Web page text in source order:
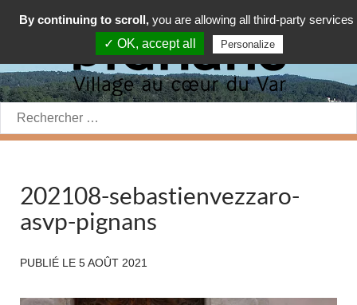
Rechercher:
202108-sebastienvezzaro-
asvp-pignans
PUBLIÉ LE 5 AOÛT 2021
By continuing to scroll, you are allowing all third-party services
✓ OK, accept all
Personalize